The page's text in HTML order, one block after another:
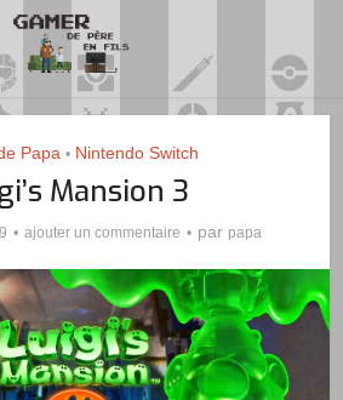
Papa • Nintendo Switch
Mansion 3
ajouter un commentaire par papa